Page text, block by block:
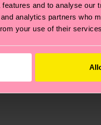
and to analyse our
analytics partners who
your use of their
ligero para el planeta,